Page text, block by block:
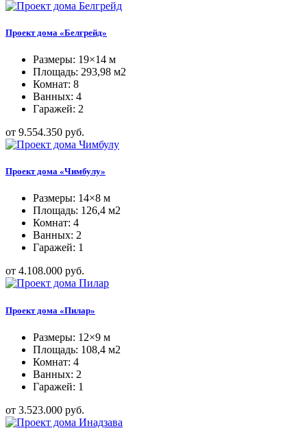
Проект дома «Белгрейд»
Размеры: 19×14 м
Площадь: 293,98 м2
Комнат: 8
Ванных: 4
Гаражей: 2
от 9.554.350 руб.
Проект дома «Чимбулу»
Размеры: 14×8 м
Площадь: 126,4 м2
Комнат: 4
Ванных: 2
Гаражей: 1
от 4.108.000 руб.
Проект дома «Пилар»
Размеры: 12×9 м
Площадь: 108,4 м2
Комнат: 4
Ванных: 2
Гаражей: 1
от 3.523.000 руб.